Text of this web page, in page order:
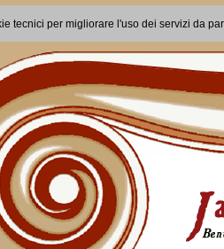
tecnici per migliorare l'uso dei servizi da